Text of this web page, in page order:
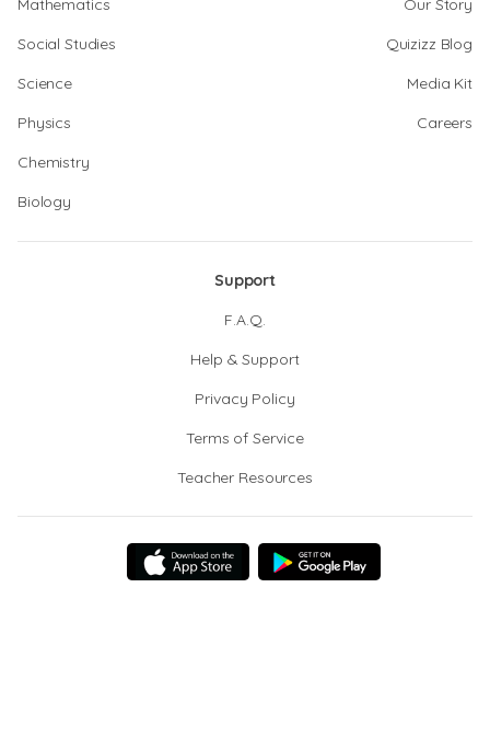
Mathematics
Social Studies
Science
Physics
Chemistry
Biology
Our Story
Quizizz Blog
Media Kit
Careers
Support
F.A.Q.
Help & Support
Privacy Policy
Terms of Service
Teacher Resources